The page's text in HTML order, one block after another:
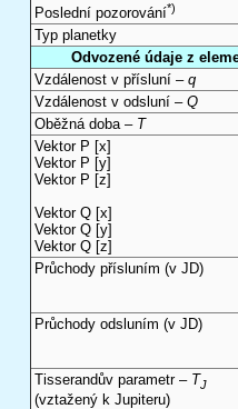
Poslední pozorování*)
Typ planetky
Odvozené údaje z
Vzdálenost v přísluní – q
Vzdálenost v odsluní – Q
Oběžná doba – T
Vektor P [x]
Vektor P [y]
Vektor P [z]
Vektor Q [x]
Vektor Q [y]
Vektor Q [z]
Průchody přísluním (v JD)
Průchody odsluním (v JD)
Tisserandův parametr – TJ
(vztažený k Jupiteru)